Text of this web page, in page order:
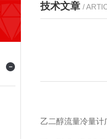
技术文章 /
乙二醇流量冷量计